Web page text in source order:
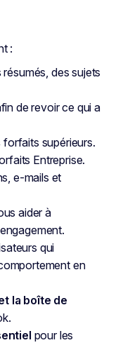
:
des sujets
de revoir ce qui a
forfaits supérieurs.
Entreprise.
e-mails et
aider à
qui
en
la boîte de
pour les